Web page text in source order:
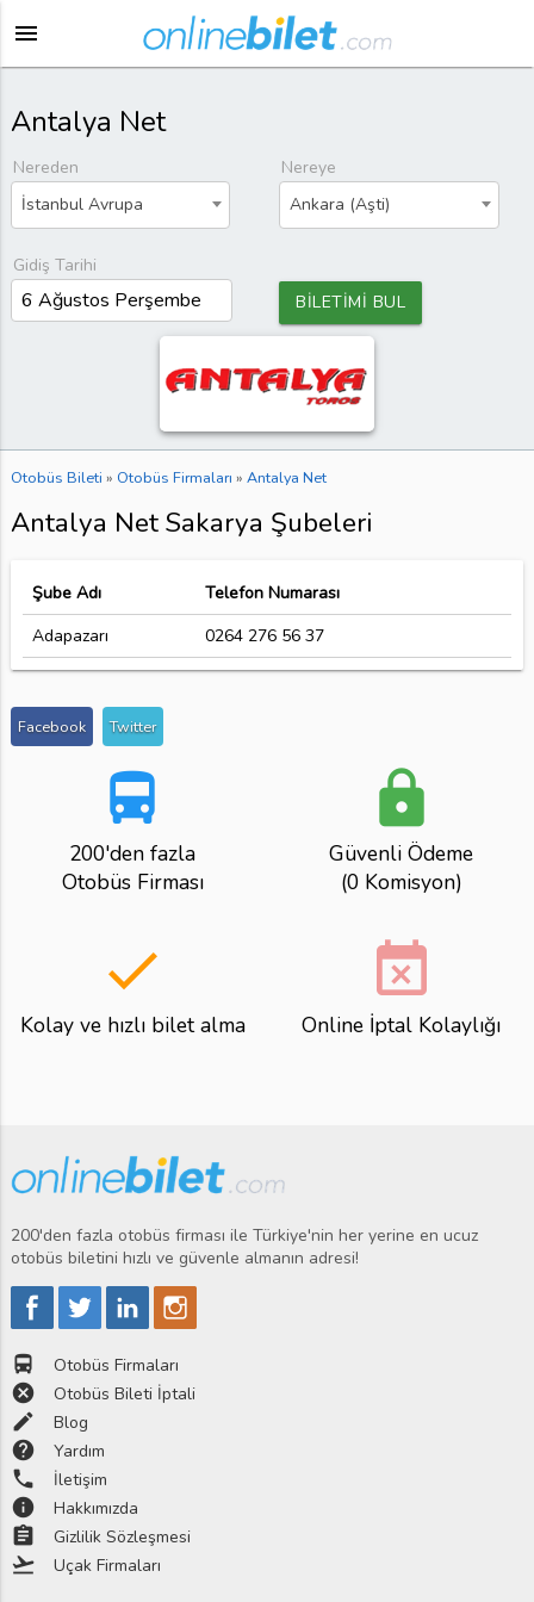
menu
Antalya Net
Nereden
İstanbul Avrupa
Nereye
Ankara (Aşti)
Gidiş Tarihi
BİLETİMİ BUL
Otobüs Bileti » Otobüs Firmaları » Antalya Net
Antalya Net Sakarya Şubeleri
Şube Adı
Telefon Numarası
Adapazarı
0264 276 56 37
Facebook Twitter
directions_bus
200'den fazla
Otobüs Firması
lock
Güvenli Ödeme
(0 Komisyon)
done
Kolay ve hızlı bilet alma
event_busy
Online İptal Kolaylığı
200'den fazla otobüs firması ile Türkiye'nin her yerine en ucuz
otobüs biletini hızlı ve güvenle almanın adresi!
directions_bus Otobüs Firmaları
cancel Otobüs Bileti İptali
edit Blog
help Yardım
phone İletişim
info Hakkımızda
assignment Gizlilik Sözleşmesi
flight_takeoff Uçak Firmaları